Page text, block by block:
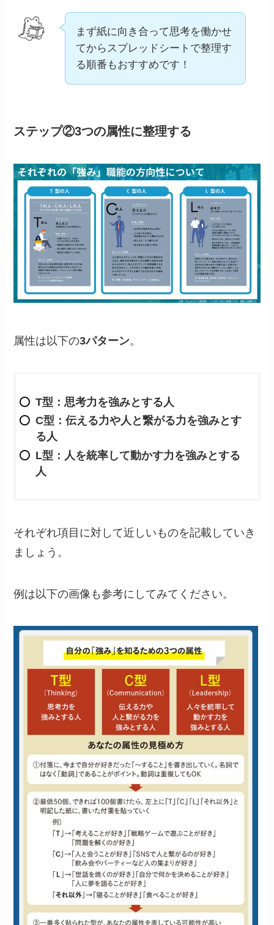
まず紙に向き合って思考を働かせ
てからスプレッドシートで整理す
る順番もおすすめです！
ステップ②3つの属性に整理する
属性は以下の3パターン。
T型：思考力を強みとする人
C型：伝える力や人と繋がる力を強みとす
る人
L型：人を統率して動かす力を強みとする
人
それぞれ項目に対して近しいものを記載していき
ましょう。
例は以下の画像も参考にしてみてください。